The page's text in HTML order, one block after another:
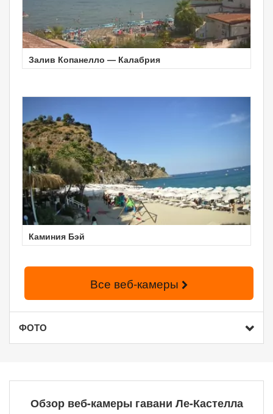
Залив Копанелло — Калабрия
Каминия Бэй
Все веб-камеры
ФОТО
Обзор веб-камеры гавани Ле-Кастелла